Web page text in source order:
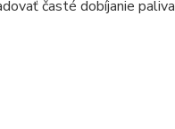
časté dobíjanie